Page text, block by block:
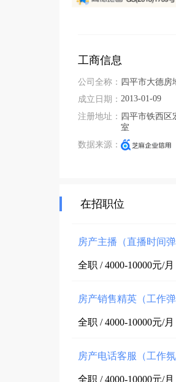
工商信息
公司全称： 四平市大德房
成立日期： 2013-01-09
注册地址： 四平市铁西区
室
数据来源：
在招职位
房产主播（直播时间弹
全职 / 4000-10000元/
房产销售精英（工作弹
全职 / 4000-10000元/
房产电话客服（工作
全职 / 4000-10000元/